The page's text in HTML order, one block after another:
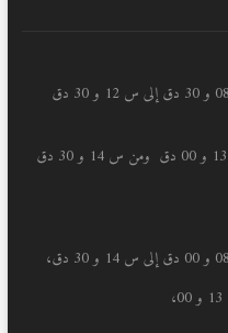
من س 08 و 30 دق إلى س 12 و 30 دق
من س 08 و 00 دق إلى س 13 و 00 دق ومن س 14 و 30 دق